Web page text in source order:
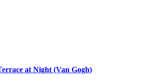
at Night (Van Gogh)